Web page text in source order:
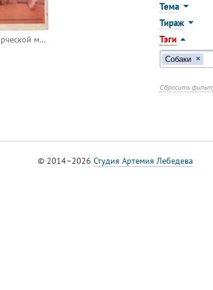
Студия творческой молодёжи "Кыргызстан"
Тема
Тираж
Тэги
Собаки ×
Сбросить
© 2014–2026Студия Артемия Лебедева